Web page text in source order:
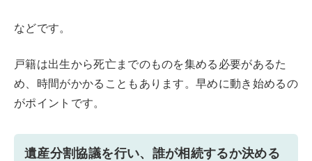
などです。
戸籍は出生から死亡までのものを集める必要があるた
め、時間がかかることもあります。早めに動き始めるの
がポイントです。
遺産分割協議を行い、誰が相続するか決める